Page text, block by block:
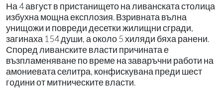
На 4 август в пристанището на ливанската столица
избухна мощна експлозия. Взривната вълна
унищожи и повреди десетки жилищни сгради,
загинаха 154 души, а около 5 хиляди бяха ранени.
Според ливанските власти причината е
възпламеняване по време на заваръчни работи на
амониевата селитра, конфискувана преди шест
години от митническите власти.